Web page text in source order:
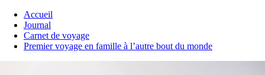
Accueil
Journal
Carnet de voyage
Premier voyage en famille à l’autre bout du monde